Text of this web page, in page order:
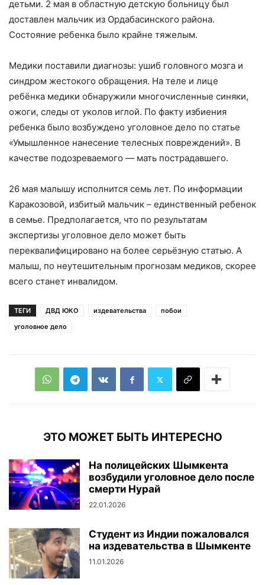
детьми. 2 мая в областную детскую больницу был
доставлен мальчик из Ордабасинского района.
Состояние ребенка было крайне тяжелым.
Медики поставили диагнозы: ушиб головного мозга и
синдром жестокого обращения. На теле и лице
ребёнка медики обнаружили многочисленные синяки,
ожоги, следы от уколов иглой. По факту избиения
ребенка было возбуждено уголовное дело по статье
«Умышленное нанесение телесных повреждений». В
качестве подозреваемого — мать пострадавшего.
26 мая малышу исполнится семь лет. По информации
Каракозовой, избитый мальчик – единственный ребенок
в семье. Предполагается, что по результатам
экспертизы уголовное дело может быть
переквалифицировано на более серьёзную статью. А
малыш, по неутешительным прогнозам медиков, скорее
всего станет инвалидом.
ТЕГИ ДВД ЮКО издевательства
побои
уголовное дело
ЭТО МОЖЕТ БЫТЬ ИНТЕРЕСНО
На полицейских Шымкента
возбудили уголовное дело после
смерти Нурай
22.01.2026
Студент из Индии пожаловался
на издевательства в Шымкенте
11.01.2026